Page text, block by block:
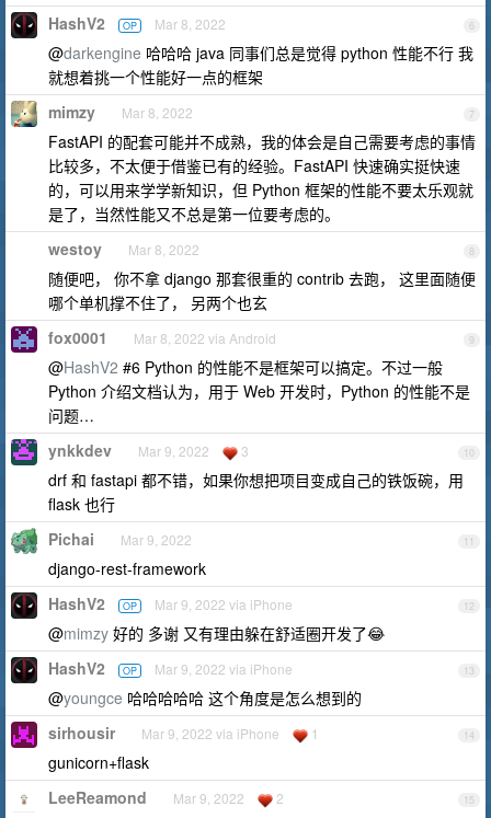
6
HashV2 OP Mar 8, 2022
@darkengine 哈哈哈 java 同事们总是觉得 python 性能不行 我
就想着挑一个性能好一点的框架
7
mimzy Mar 8, 2022
FastAPI 的配套可能并不成熟，我的体会是自己需要考虑的事情
比较多，不太便于借鉴已有的经验。FastAPI 快速确实挺快速
的，可以用来学学新知识，但 Python 框架的性能不要太乐观就
是了，当然性能又不总是第一位要考虑的。
8
westoy Mar 8, 2022
随便吧， 你不拿 django 那套很重的 contrib 去跑， 这里面随便
哪个单机撑不住了， 另两个也玄
9
fox0001 Mar 8, 2022 via Android
@HashV2 #6 Python 的性能不是框架可以搞定。不过一般
Python 介绍文档认为，用于 Web 开发时，Python 的性能不是
问题…
10
ynkkdev Mar 9, 2022 3
drf 和 fastapi 都不错，如果你想把项目变成自己的铁饭碗，用
flask 也行
11
Pichai Mar 9, 2022
django-rest-framework
12
HashV2 OP Mar 9, 2022 via iPhone
@mimzy 好的 多谢 又有理由躲在舒适圈开发了😂
13
HashV2 OP Mar 9, 2022 via iPhone
@youngce 哈哈哈哈哈 这个角度是怎么想到的
14
sirhousir Mar 9, 2022 via iPhone 1
gunicorn+flask
15
LeeReamond Mar 9, 2022 2